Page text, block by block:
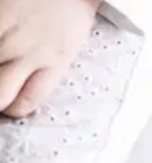
hyvin myös miehen
tunnetta. Tiimin
ohjannut intohimo mielen
Valmentamon